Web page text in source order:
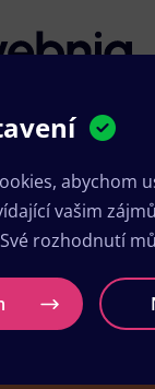
letáků v
abychom
vašim
rozhodnutí